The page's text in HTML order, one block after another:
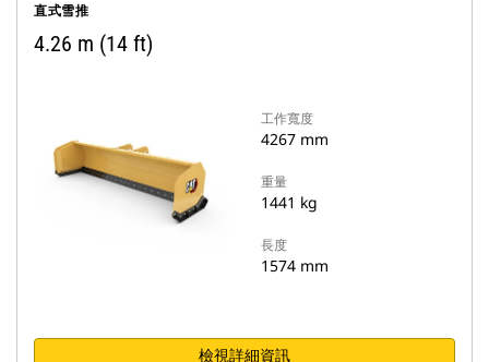
直式雪推
4.26 m (14 ft)
工作寬度
4267 mm
重量
1441 kg
長度
1574 mm
檢視詳細資訊